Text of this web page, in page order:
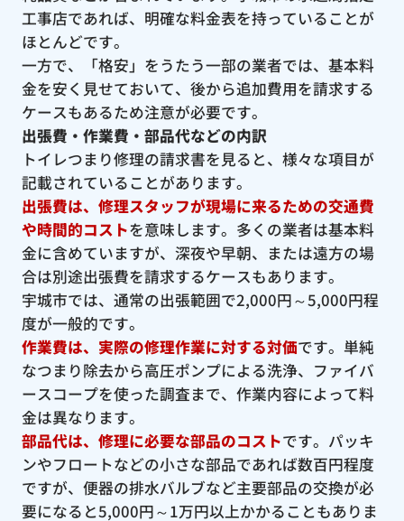
工事店であれば、明確な料金表を持っていることが
ほとんどです。
一方で、「格安」をうたう一部の業者では、基本料
金を安く見せておいて、後から追加費用を請求する
ケースもあるため注意が必要です。
出張費・作業費・部品代などの内訳
トイレつまり修理の請求書を見ると、様々な項目が
記載されていることがあります。
出張費は、修理スタッフが現場に来るための交通費
や時間的コストを意味します。多くの業者は基本料
金に含めていますが、深夜や早朝、または遠方の場
合は別途出張費を請求するケースもあります。
宇城市では、通常の出張範囲で2,000円～5,000円程
度が一般的です。
作業費は、実際の修理作業に対する対価です。単純
なつまり除去から高圧ポンプによる洗浄、ファイバ
ースコープを使った調査まで、作業内容によって料
金は異なります。
部品代は、修理に必要な部品のコストです。パッキ
ンやフロートなどの小さな部品であれば数百円程度
ですが、便器の排水バルブなど主要部品の交換が必
要になると5,000円～1万円以上かかることもありま